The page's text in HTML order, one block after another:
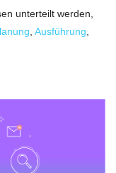
unterteilt werden,
Ausführung